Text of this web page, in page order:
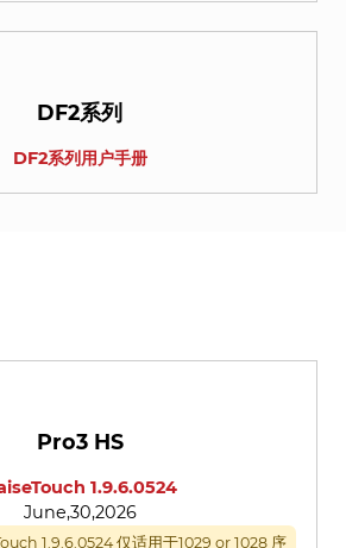
DF2系列
DF2系列用户手册
Pro3 HS
1.9.6.0524
June,30,2026
1.9.6.0524 仅适用于1029 or 1028 序